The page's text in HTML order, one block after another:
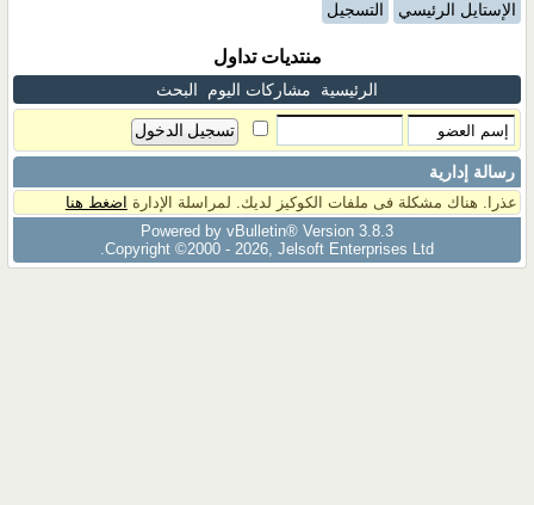
الإستايل الرئيسي التسجيل
منتديات تداول
الرئيسية مشاركات اليوم البحث
رسالة إدارية
عذرا. هناك مشكلة فى ملفات الكوكيز لديك. لمراسلة الإدارة اضغط هنا
Powered by vBulletin® Version 3.8.3
Copyright ©2000 - 2026, Jelsoft Enterprises Ltd.